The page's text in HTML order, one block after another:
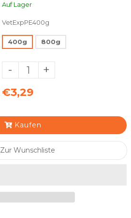
Auf Lager
VetExpPE400g
400g 800g
- +
€3,29
Kaufen
Zur Wunschliste